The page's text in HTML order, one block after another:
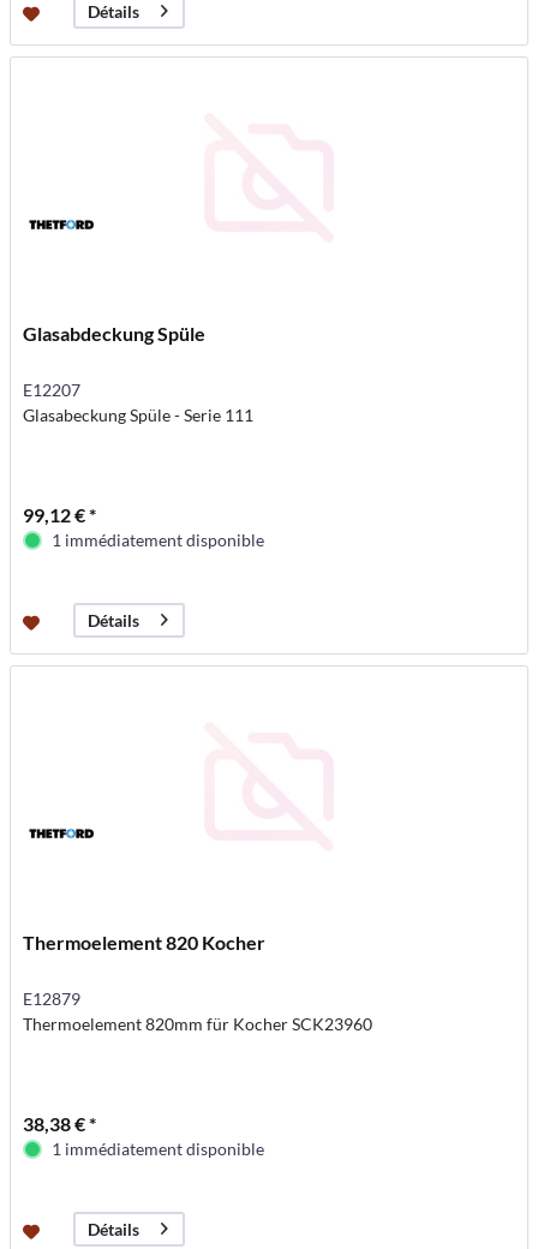
Détails
Glasabdeckung Spüle
E12207
Glasabeckung Spüle - Serie 111
99,12 € *
1 immédiatement disponible
Détails
Thermoelement 820 Kocher
E12879
Thermoelement 820mm für Kocher SCK23960
38,38 € *
1 immédiatement disponible
Détails